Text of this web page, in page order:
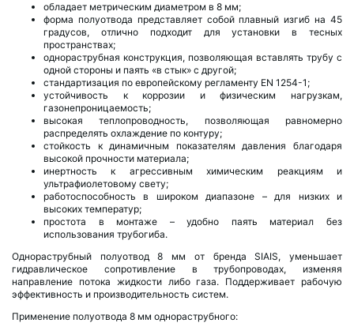
обладает метрическим диаметром в 8 мм;
форма полуотвода представляет собой плавный изгиб на 45
градусов, отлично подходит для установки в тесных
пространствах;
однораструбная конструкция, позволяющая вставлять трубу с
одной стороны и паять «в стык» с другой;
стандартизация по европейскому регламенту EN 1254-1;
устойчивость к коррозии и физическим нагрузкам,
газонепроницаемость;
высокая теплопроводность, позволяющая равномерно
распределять охлаждение по контуру;
стойкость к динамичным показателям давления благодаря
высокой прочности материала;
инертность к агрессивным химическим реакциям и
ультрафиолетовому свету;
работоспособность в широком диапазоне – для низких и
высоких температур;
простота в монтаже – удобно паять материал без
использования трубогиба.
Однораструбный полуотвод 8 мм от бренда SIAIS, уменьшает
гидравлическое сопротивление в трубопроводах, изменяя
направление потока жидкости либо газа. Поддерживает рабочую
эффективность и производительность систем.
Применение полуотвода 8 мм однораструбного: